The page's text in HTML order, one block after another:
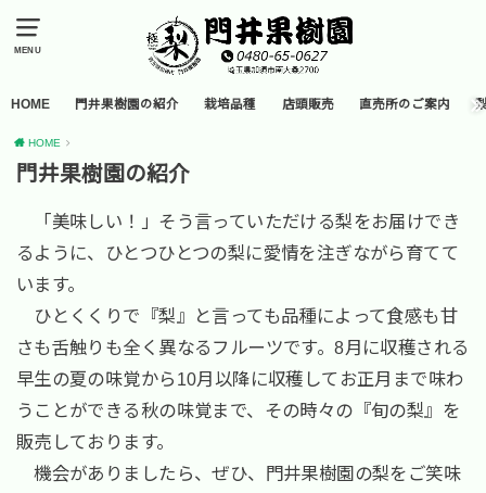
MENU
HOME 門井果樹園の紹介 栽培品種 店頭販売 直売所のご案内
HOME
門井果樹園の紹介
「美味しい！」そう言っていただける梨をお届けでき
るように、ひとつひとつの梨に愛情を注ぎながら育てて
います。
ひとくくりで『梨』と言っても品種によって食感も甘
さも舌触りも全く異なるフルーツです。8月に収穫される
早生の夏の味覚から10月以降に収穫してお正月まで味わ
うことができる秋の味覚まで、その時々の『旬の梨』を
販売しております。
機会がありましたら、ぜひ、門井果樹園の梨をご笑味